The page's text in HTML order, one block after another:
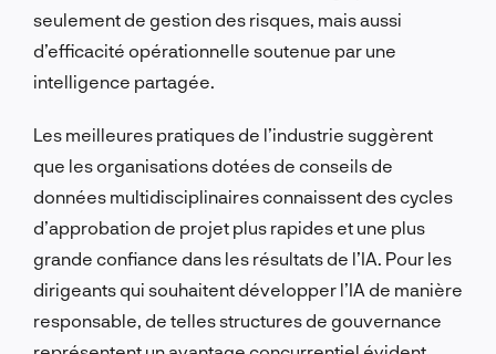
seulement de gestion des risques, mais aussi
d’efficacité opérationnelle soutenue par une
intelligence partagée.
Les meilleures pratiques de l’industrie suggèrent
que les organisations dotées de conseils de
données multidisciplinaires connaissent des cycles
d’approbation de projet plus rapides et une plus
grande confiance dans les résultats de l’IA. Pour les
dirigeants qui souhaitent développer l’IA de manière
responsable, de telles structures de gouvernance